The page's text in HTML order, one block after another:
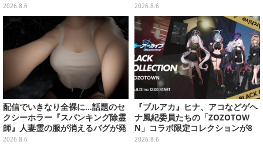
ーティ”をテーマに、お人形や建
物がラインナップ
2026.8.6 全12種
2026.8.6
配信でいきなり全裸に…話題のセ
クシーホラー『スパンキング除霊
師』人妻霊の服が消えるバグが発
生。「丸裸になる現象を泣きなが
2026.8.6
『ブルアカ』ヒナ、アコなどゲヘ
ナ風紀委員たちの「ZOZOTOW
N」コラボ限定コレクションが8
月13日より販売開始
2026.8.6